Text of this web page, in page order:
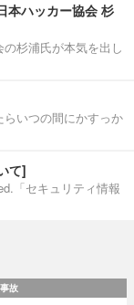
本ハッカー協会 杉
杉浦氏が本気を出し
いつの間にかすっか
て]
「セキュリティ情報
故